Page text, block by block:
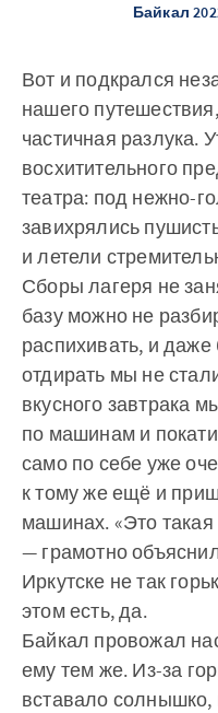
Байкал
Вот и подкрался
нашего
частичная разлука.
восхитительного
театра: под нежно-
завихрялись
и летели
Сборы лагеря не
базу можно не
распихивать, и даже
отдирать мы не
вкусного завтрака
по машинам и
само по себе уже
к тому же ещё и
машинах. «Это
— грамотно
Иркутске не так
этом есть, да.
Байкал провожал
ему тем же. Из-за
вставало